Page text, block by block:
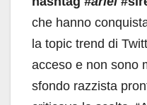
che hanno
la topic trend di
acceso e non sono
sfondo razzista